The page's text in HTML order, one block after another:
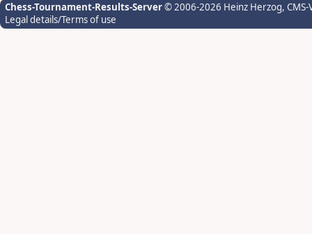
Chess-Tournament-Results-Server© 2006-2026 Heinz Herzog,
Legal details/Terms of use